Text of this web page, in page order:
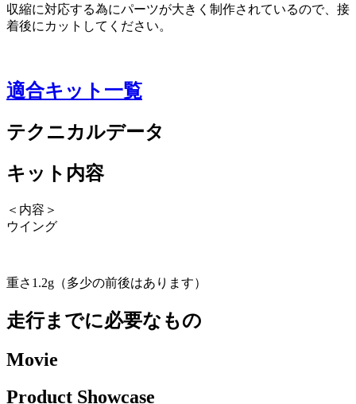
収縮に対応する為にパーツが大きく制作されているので、接
着後にカットしてください。
適合キット一覧
テクニカルデータ
キット内容
＜内容＞
ウイング
重さ1.2g（多少の前後はあります）
走行までに必要なもの
Movie
Product Showcase